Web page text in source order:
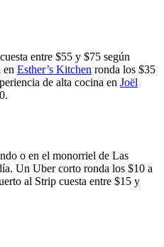
cuesta entre $55 y $75 según
en Esther’s Kitchen ronda los $35
de alta cocina en Joël
o en el monorriel de Las
Un Uber corto ronda los $10 a
al Strip cuesta entre $15 y